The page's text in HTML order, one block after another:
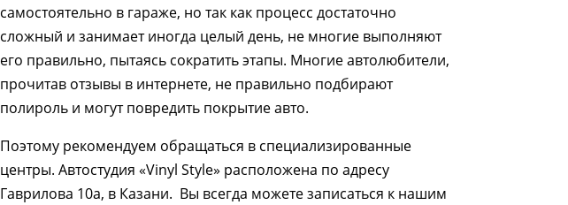
самостоятельно в гараже, но так как процесс достаточно
сложный и занимает иногда целый день, не многие выполняют
его правильно, пытаясь сократить этапы. Многие автолюбители,
прочитав отзывы в интернете, не правильно подбирают
полироль и могут повредить покрытие авто.
Поэтому рекомендуем обращаться в специализированные
центры. Автостудия «Vinyl Style» расположена по адресу
Гаврилова 10а, в Казани. Вы всегда можете записаться к нашим